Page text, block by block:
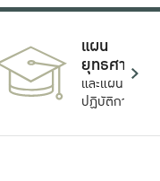
แผน
ยุทธศาสตร์
และแผน
ปฏิบัติการ